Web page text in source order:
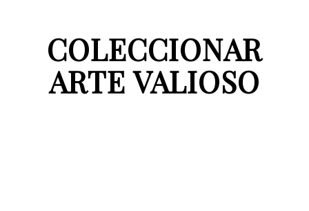
COLECCIONAR
ARTE VALIOSO